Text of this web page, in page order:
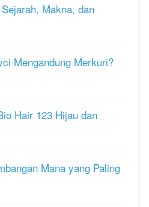
Makna, dan
Mengandung Merkuri?
Hair 123 Hijau dan
Mana yang Paling